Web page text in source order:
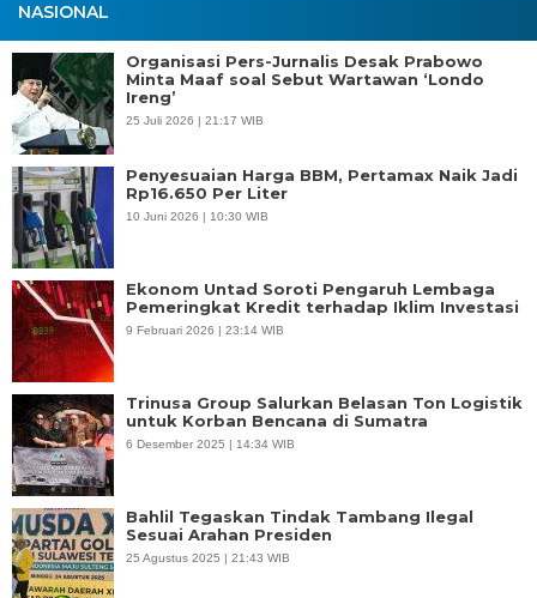
NASIONAL
Organisasi Pers-Jurnalis Desak Prabowo
Minta Maaf soal Sebut Wartawan ‘Londo
Ireng’
25 Juli 2026 | 21:17 WIB
Penyesuaian Harga BBM, Pertamax Naik Jadi
Rp16.650 Per Liter
10 Juni 2026 | 10:30 WIB
Ekonom Untad Soroti Pengaruh Lembaga
Pemeringkat Kredit terhadap Iklim Investasi
9 Februari 2026 | 23:14 WIB
Trinusa Group Salurkan Belasan Ton Logistik
untuk Korban Bencana di Sumatra
6 Desember 2025 | 14:34 WIB
Bahlil Tegaskan Tindak Tambang Ilegal
Sesuai Arahan Presiden
25 Agustus 2025 | 21:43 WIB